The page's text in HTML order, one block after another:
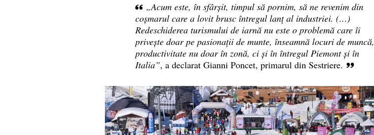
„Acum este, în sfârșit, timpul să pornim, să ne revenim din
coșmarul care a lovit brusc întregul lanț al industriei. (…)
Redeschiderea turismului de iarnă nu este o problemă care îi
privește doar pe pasionații de munte, înseamnă locuri de muncă,
productivitate nu doar în zonă, ci și în întregul Piemont și în
Italia”, a declarat Gianni Poncet, primarul din Sestriere.